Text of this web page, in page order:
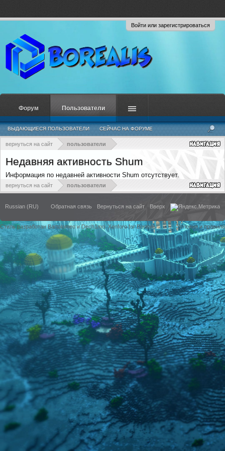
Войти или зарегистрироваться
вернуться на сайт пользователи
Недавняя активность Shum
Информация по недавней активности Shum отсутствует.
вернуться на сайт пользователи
Форум Пользователи
ВЫДАЮЩИЕСЯ ПОЛЬЗОВАТЕЛИ СЕЙЧАС НА ФОРУМЕ
НЕДАВНЯЯ АКТИВНОСТЬ НОВЫЕ СООБЩЕНИЯ ПРОФИЛЯ
Russian (RU) Обратная связь Вернуться на сайт Вверх
Стиль разработан Bartolomeo и Dech1moXenforo for Borealis Условия и правила